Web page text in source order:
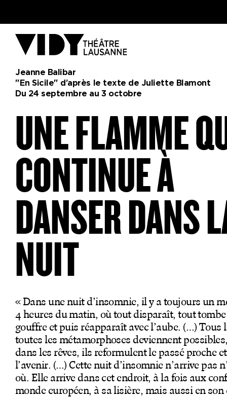
AU PROGRAMME
PARTICIPER
VENIR À VIDY
Le Théâtre
Billetterie en ligne
Mon compte
Jeanne Balibar
"En Sicile" d’après le texte de Juliette Blamont
Du 24 septembre au 3 octobre
UNE FLAMME
CONTINUE À
DANSER DANS
NUIT
« Dans une nuit d’insomnie, il y a toujours un
4 heures du matin, où tout disparaît, tout
gouffre et puis réapparaît avec l’aube. (…) Tous
toutes les métamorphoses deviennent
dans les rêves, ils reformulent le passé proche
l’avenir. (…) Cette nuit d’insomnie n’arrive pas
où. Elle arrive dans cet endroit, à la fois aux
monde européen, à sa lisière, mais aussi en son